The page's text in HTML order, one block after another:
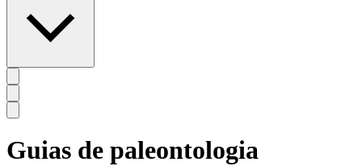
Guias de paleontologia